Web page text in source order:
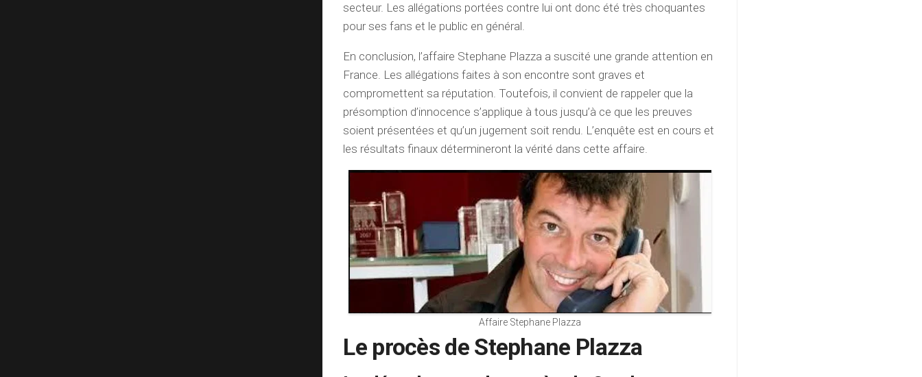
secteur. Les allégations portées contre lui ont donc été très choquantes
pour ses fans et le public en général.
En conclusion, l’affaire Stephane Plazza a suscité une grande attention en
France. Les allégations faites à son encontre sont graves et
compromettent sa réputation. Toutefois, il convient de rappeler que la
présomption d’innocence s’applique à tous jusqu’à ce que les preuves
soient présentées et qu’un jugement soit rendu. L’enquête est en cours et
les résultats finaux détermineront la vérité dans cette affaire.
Affaire Stephane Plazza
Le procès de Stephane Plazza